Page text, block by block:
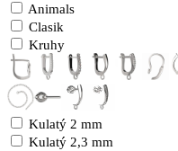
Animals
Clasik
Kruhy
Kulatý 2 mm
Kulatý 2,3 mm